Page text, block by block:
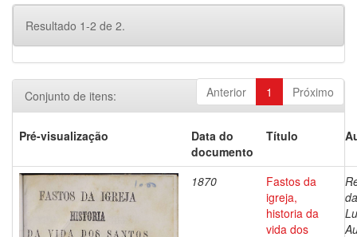
Resultado 1-2 de 2.
Anterior 1 Próximo
Conjunto de itens:
Pré-visualização
Data do
documento
Título
1870
Fastos da
igreja,
historia da
vida dos